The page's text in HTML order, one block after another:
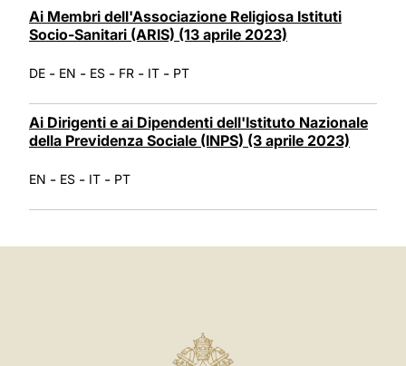
Ai Membri dell'Associazione Religiosa Istituti
Socio-Sanitari (ARIS) (13 aprile 2023)
DE - EN - ES - FR - IT - PT
Ai Dirigenti e ai Dipendenti dell'Istituto Nazionale
della Previdenza Sociale (INPS) (3 aprile 2023)
EN - ES - IT - PT